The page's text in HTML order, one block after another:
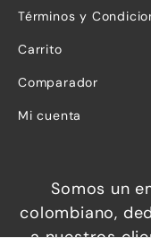
Términos y
Carrito
Comparador
Mi cuenta
Somos un
colombiano,
a nuestros